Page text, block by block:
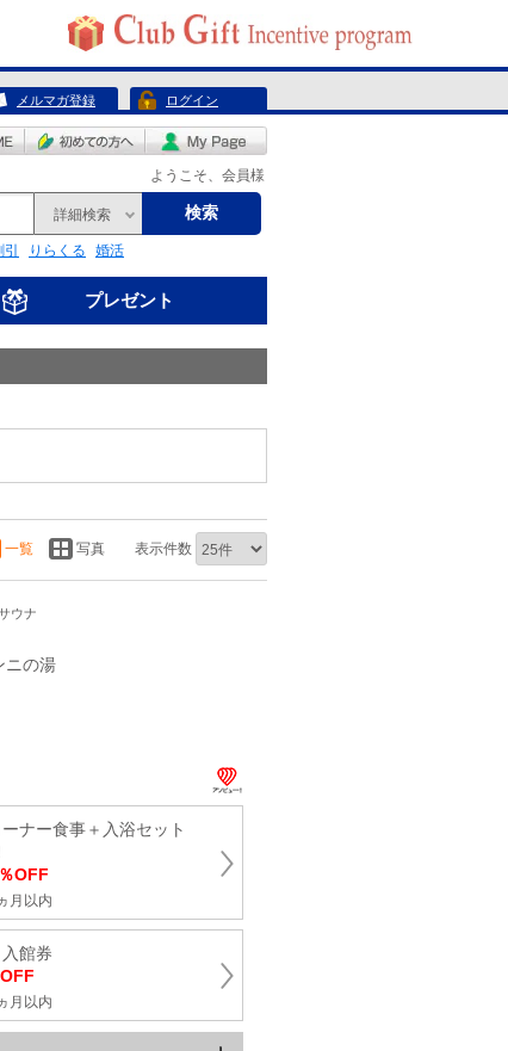
メルマガ登録 ログイン
ようこそ、会員様
詳細検索 検索
りらくる 婚活
プレゼント
一覧 写真 表示件数
ウナ
ニの湯
ーナー食事＋入浴セット
OFF
月以内
館券
月以内